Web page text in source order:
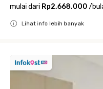
mulai dari Rp2.668.000 /
Lihat info lebih banyak